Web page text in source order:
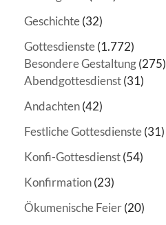
Geschichte(32)
Gottesdienste(1.772)
Besondere Gestaltung(275)
Abendgottesdienst(31)
Andachten(42)
Festliche Gottesdienste(31)
Konfi-Gottesdienst(54)
Konfirmation(23)
Ökumenische Feier(20)